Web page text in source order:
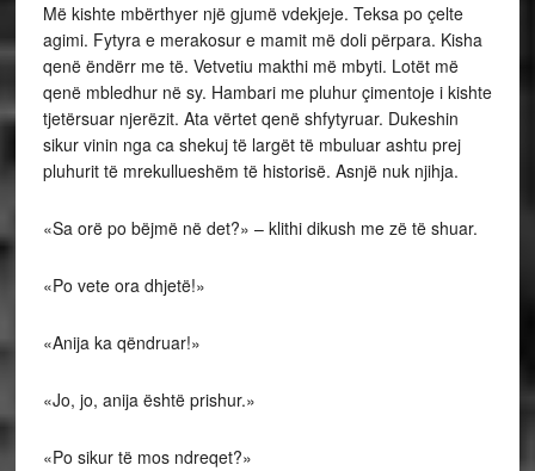
Më kishte mbërthyer një gjumë vdekjeje. Teksa po çelte
agimi. Fytyra e merakosur e mamit më doli përpara. Kisha
qenë ëndërr me të. Vetvetiu makthi më mbyti. Lotët më
qenë mbledhur në sy. Hambari me pluhur çimentoje i kishte
tjetërsuar njerëzit. Ata vërtet qenë shfytyruar. Dukeshin
sikur vinin nga ca shekuj të largët të mbuluar ashtu prej
pluhurit të mrekullueshëm të historisë. Asnjë nuk njihja.
«Sa orë po bëjmë në det?» – klithi dikush me zë të shuar.
«Po vete ora dhjetë!»
«Anija ka qëndruar!»
«Jo, jo, anija është prishur.»
«Po sikur të mos ndreqet?»